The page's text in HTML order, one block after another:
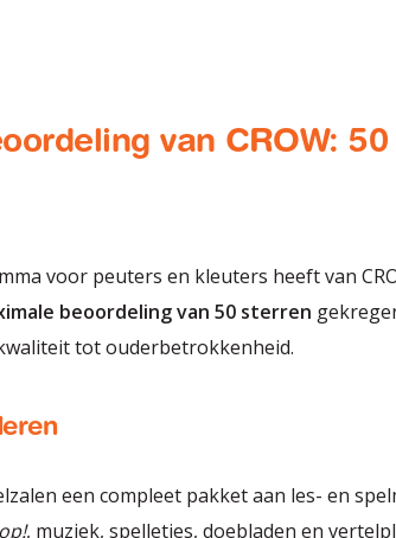
van CROW:
voor peuters en kleuters heeft van
beoordeling van 50 sterren
tot ouderbetrokkenheid.
een compleet pakket aan les- en
, muziek, spelletjes, doebladen en